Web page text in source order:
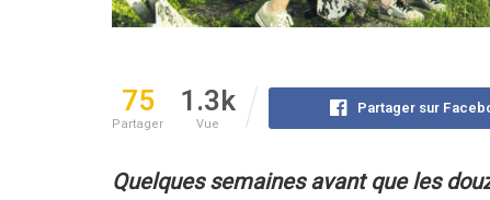
75
Partager
1.3k
Vue
Partager sur
Quelques semaines avant que les